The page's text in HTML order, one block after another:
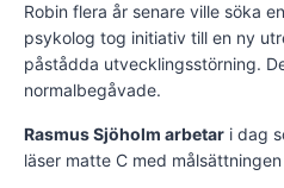
Robin flera år senare ville söka
psykolog tog initiativ till en ny
påstådda utvecklingsstörning.
normalbegåvade.
Rasmus Sjöholm arbetar i dag
läser matte C med